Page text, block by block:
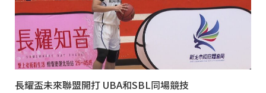
長耀盃未來聯盟開打 UBA和SBL同場競技